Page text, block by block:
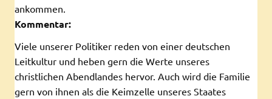
ankommen.
Kommentar:
Viele unserer Politiker reden von einer deutschen
Leitkultur und heben gern die Werte unseres
christlichen Abendlandes hervor. Auch wird die Familie
gern von ihnen als die Keimzelle unseres Staates